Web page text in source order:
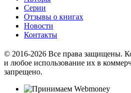
Серии
Отзывы о книгах
Новости
Контакты
© 2016-2026 Все права защищены.
и любое использование их в
запрещено.